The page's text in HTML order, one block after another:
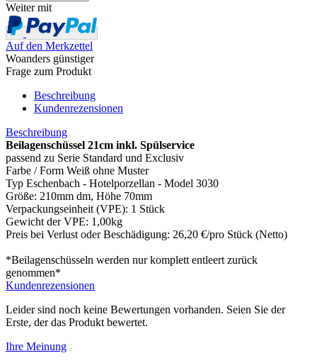
Weiter mit
Auf den Merkzettel
Woanders günstiger
Frage zum Produkt
Beschreibung
Kundenrezensionen
Beschreibung
Beilagenschüssel 21cm inkl. Spülservice
passend zu Serie Standard und Exclusiv
Farbe / Form Weiß ohne Muster
Typ Eschenbach - Hotelporzellan - Model 3030
Größe: 210mm dm, Höhe 70mm
Verpackungseinheit (VPE): 1 Stück
Gewicht der VPE: 1,00kg
Preis bei Verlust oder Beschädigung: 26,20 €/pro Stück (Netto)
*Beilagenschüsseln werden nur komplett entleert zurück
genommen*
Kundenrezensionen
Leider sind noch keine Bewertungen vorhanden. Seien Sie der
Erste, der das Produkt bewertet.
Ihre Meinung